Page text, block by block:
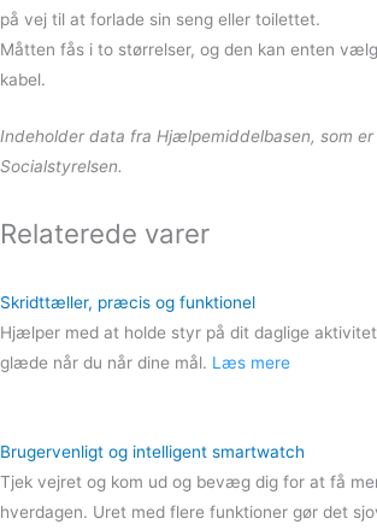
på vej til at forlade sin seng eller toilettet.
Måtten fås i to størrelser, og den kan enten
kabel.
Indeholder data fra Hjælpemiddelbasen, som
Socialstyrelsen.
Relaterede varer
Skridttæller, præcis og funktionel
Hjælper med at holde styr på dit daglige
glæde når du når dine mål. Læs mere
Brugervenligt og intelligent smartwatch
Tjek vejret og kom ud og bevæg dig for at få
hverdagen. Uret med flere funktioner gør det